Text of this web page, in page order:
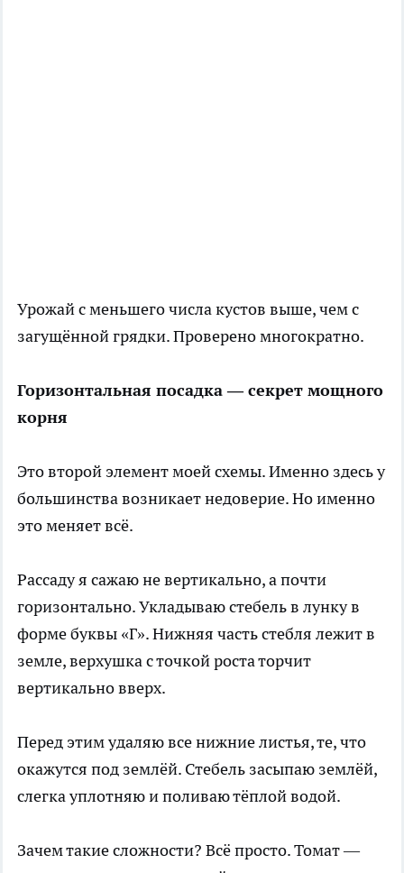
Урожай с меньшего числа кустов выше, чем с
загущённой грядки. Проверено многократно.
Горизонтальная посадка — секрет мощного
корня
Это второй элемент моей схемы. Именно здесь у
большинства возникает недоверие. Но именно
это меняет всё.
Рассаду я сажаю не вертикально, а почти
горизонтально. Укладываю стебель в лунку в
форме буквы «Г». Нижняя часть стебля лежит в
земле, верхушка с точкой роста торчит
вертикально вверх.
Перед этим удаляю все нижние листья, те, что
окажутся под землёй. Стебель засыпаю землёй,
слегка уплотняю и поливаю тёплой водой.
Зачем такие сложности? Всё просто. Томат —